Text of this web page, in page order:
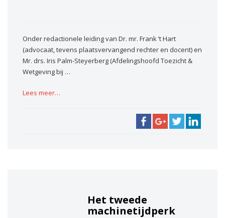
Onder redactionele leiding van Dr. mr. Frank ’t Hart
(advocaat, tevens plaatsvervangend rechter en docent) en
Mr. drs. Iris Palm-Steyerberg (Afdelingshoofd Toezicht &
Wetgeving bij …
Lees meer…
Het tweede
machinetijdperk